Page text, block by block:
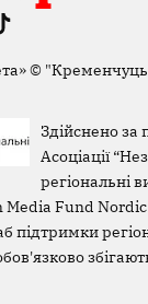
©
Здійснено за
Асоціації
регіональні
Fund
підтримки